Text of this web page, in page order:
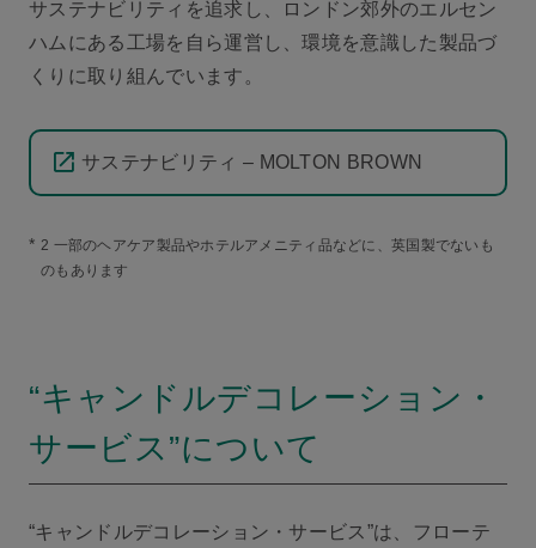
サステナビリティを追求し、ロンドン郊外のエルセン
ハムにある工場を自ら運営し、環境を意識した製品づ
くりに取り組んでいます。
サステナビリティ – MOLTON BROWN
* 2 一部のヘアケア製品やホテルアメニティ品などに、英国製でないも
のもあります
“キャンドルデコレーション・
サービス”について
“キャンドルデコレーション・サービス”は、フローテ